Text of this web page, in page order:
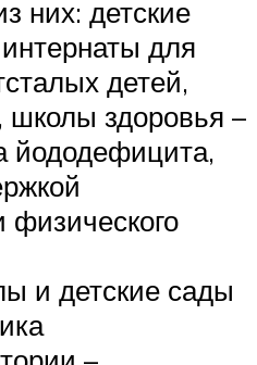
них: детские
для
детей,
школы здоровья –
йододефицита,
физического
и детские сады